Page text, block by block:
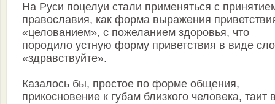
На Руси поцелуи стали применяться с
православия, как форма выражения
«целованием», с пожеланием здоровья, что
породило устную форму приветствия в виде
«здравствуйте».
Казалось бы, простое по форме общения,
прикосновение к губам близкого человека, таит